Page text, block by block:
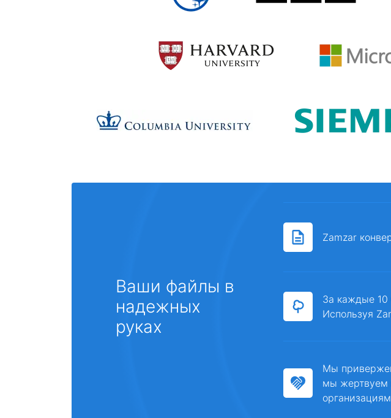
Ваши файлы в
надежных
руках
Zamzar
За каждые 10
Используя
Мы
мы жертвуем